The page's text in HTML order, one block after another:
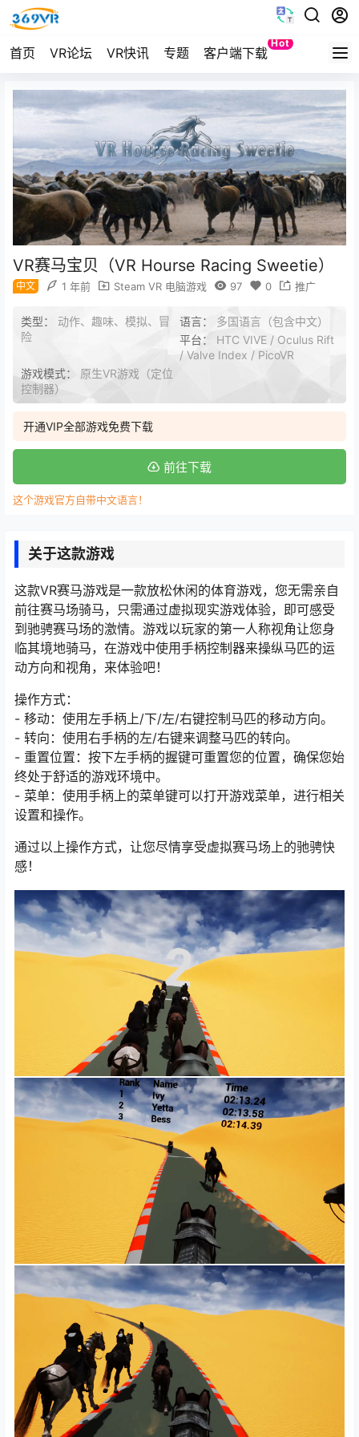
首页 VR论坛 VR快讯 专题 客户端下载
Hot
Quest
VR赛马宝贝（VR Hourse Racing Sweetie）
中文 1 年前 Steam VR 电脑游戏 97 0 推广
类型： 动作、趣味、模拟、冒
险
语言： 多国语言（包含中文）
平台： HTC VIVE / Oculus Rift
/ Valve Index / PicoVR
游戏模式： 原生VR游戏（定位
控制器）
开通VIP全部游戏免费下载
前往下载
这个游戏官方自带中文语言！
关于这款游戏
这款VR赛马游戏是一款放松休闲的体育游戏，您无需亲自
前往赛马场骑马，只需通过虚拟现实游戏体验，即可感受
到驰骋赛马场的激情。游戏以玩家的第一人称视角让您身
临其境地骑马，在游戏中使用手柄控制器来操纵马匹的运
动方向和视角，来体验吧！
操作方式：
- 移动：使用左手柄上/下/左/右键控制马匹的移动方向。
- 转向：使用右手柄的左/右键来调整马匹的转向。
- 重置位置：按下左手柄的握键可重置您的位置，确保您始
终处于舒适的游戏环境中。
- 菜单：使用手柄上的菜单键可以打开游戏菜单，进行相关
设置和操作。
通过以上操作方式，让您尽情享受虚拟赛马场上的驰骋快
感！